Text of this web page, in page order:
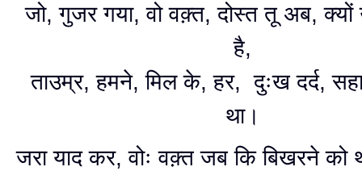
जो, गुजर गया, वो वक़्त, दोस्त तू अब,
है,
ताउम्र, हमने, मिल के, हर, दुःख दर्द,
था।
जरा याद कर, वोः वक़्त जब कि बिखरने को